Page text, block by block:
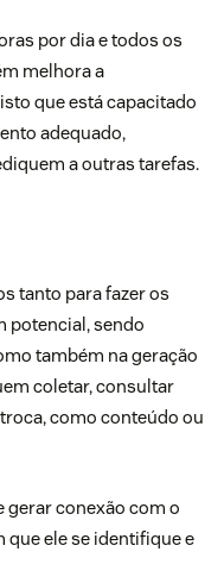
por dia e todos os
melhora a
que está capacitado
adequado,
a outras tarefas.
tanto para fazer os
potencial, sendo
também na geração
coletar, consultar
como conteúdo ou
gerar conexão com o
que ele se identifique e